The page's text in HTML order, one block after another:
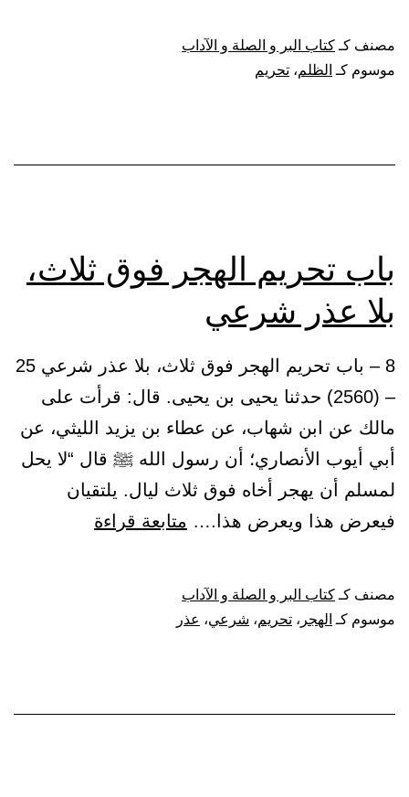
الظلم
مصنف كـ كتاب البر و الصلة و الآداب
موسوم كـ الظلم، تحريم
باب تحريم الهجر فوق ثلاث،
بلا عذر شرعي
8 – باب تحريم الهجر فوق ثلاث، بلا عذر شرعي 25
– (2560) حدثنا يحيى بن يحيى. قال: قرأت على
مالك عن ابن شهاب، عن عطاء بن يزيد الليثي، عن
أبي أيوب الأنصاري؛ أن رسول الله ﷺ قال “لا يحل
لمسلم أن يهجر أخاه فوق ثلاث ليال. يلتقيان
فيعرض هذا ويعرض هذا.… متابعة قراءة
مصنف كـ كتاب البر و الصلة و الآداب
موسوم كـ الهجر ، تحريم، شرعي، عذر